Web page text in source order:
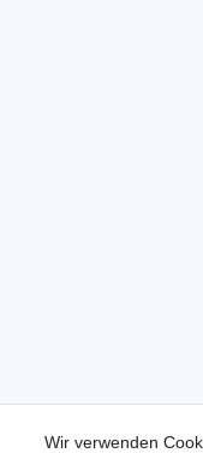
Wir verwenden